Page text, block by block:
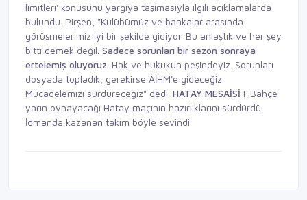
limitleri' konusunu yargıya taşımasıyla ilgili açıklamalarda
bulundu. Pirşen, "Kulübümüz ve bankalar arasında
görüşmelerimiz iyi bir şekilde gidiyor. Bu anlaştık ve her şey
bitti demek değil. Sadece sorunları bir sezon sonraya
ertelemiş oluyoruz. Hak ve hukukun peşindeyiz. Sorunları
dosyada topladık, gerekirse AİHM'e gideceğiz.
Mücadelemizi sürdüreceğiz" dedi. HATAY MESAİSİ F.Bahçe
yarın oynayacağı Hatay maçının hazırlıklarını sürdürdü.
İdmanda kazanan takım böyle sevindi.